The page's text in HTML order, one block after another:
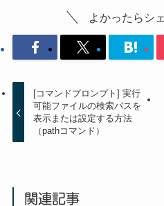
よかったらシ
[コマンドプロンプト] 実行
可能ファイルの検索パスを
表示または設定する方法
（pathコマンド）
関連記事